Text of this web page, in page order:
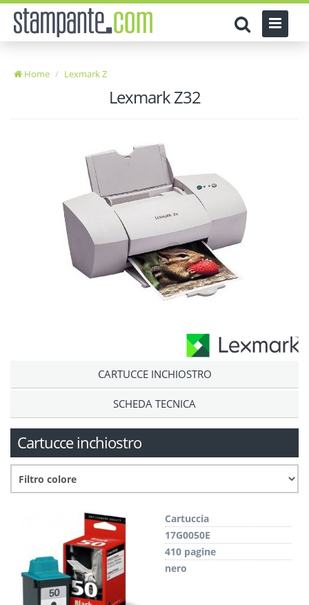
Home Lexmark Z
Lexmark Z32
CARTUCCE INCHIOSTRO
SCHEDA TECNICA
Cartucce inchiostro
Cartuccia
17G0050E
410 pagine
nero